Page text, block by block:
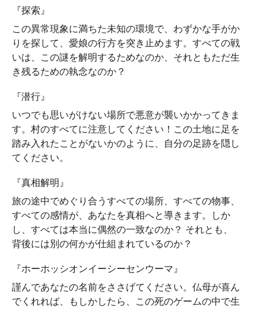
『探索』
この異常現象に満ちた未知の環境で、わずかな手がか
りを探して、愛娘の行方を突き止めます。すべての戦
いは、この謎を解明するためなのか、それともただ生
き残るための執念なのか？
『潜行』
いつでも思いがけない場所で悪意が襲いかかってきま
す。村のすべてに注意してください！この土地に足を
踏み入れたことがないかのように、自分の足跡を隠し
てください。
『真相解明』
旅の途中でめぐり合うすべての場所、すべての物事、
すべての感情が、あなたを真相へと導きます。しか
し、すべては本当に偶然の一致なのか？ それとも、
背後には別の何かが仕組まれているのか？
『ホーホッシオンイーシーセンウーマ』
謹んであなたの名前をささげてください。仏母が喜ん
でくれれば、もしかしたら、この死のゲームの中で生